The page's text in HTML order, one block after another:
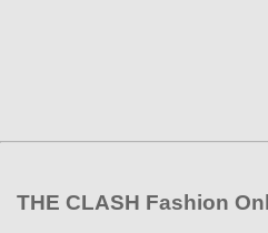
THE CLASH Fashion